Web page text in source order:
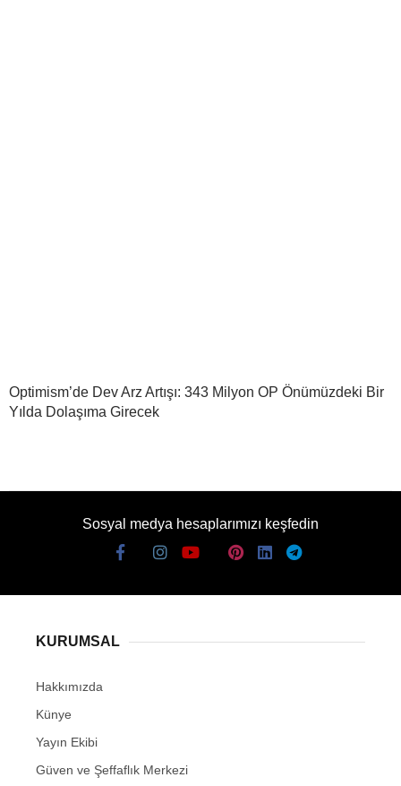
Optimism’de Dev Arz Artışı: 343 Milyon OP Önümüzdeki Bir
Yılda Dolaşıma Girecek
Sosyal medya hesaplarımızı keşfedin
KURUMSAL
Hakkımızda
Künye
Yayın Ekibi
Güven ve Şeffaflık Merkezi